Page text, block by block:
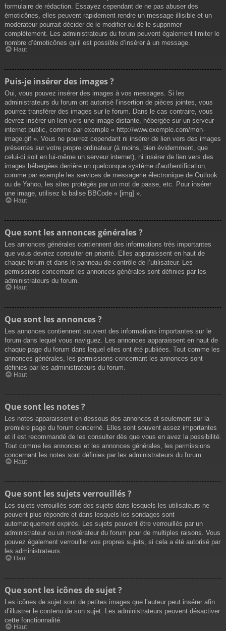
formulaire de rédaction. Essayez cependant de ne pas abuser des
émoticônes, elles peuvent rapidement rendre un message illisible et un
modérateur pourrait décider de le modifier ou de le supprimer
complètement. Les administrateurs du forum peuvent également limiter le
nombre d’émoticônes qu’il est possible d’insérer à un message.
Haut
Puis-je insérer des images ?
Oui, vous pouvez insérer des images à vos messages. Si les
administrateurs du forum ont autorisé l’insertion de pièces jointes, vous
pourrez transférer des images sur le forum. Dans le cas contraire, vous
devrez insérer un lien vers une image distante, hébergée sur un serveur
internet public, comme par exemple « http://www.exemple.com/mon-
image.gif ». Vous ne pourrez cependant ni insérer de lien vers des images
présentes sur votre propre ordinateur (à moins, bien évidemment, que
celui-ci soit en lui-même un serveur internet), ni insérer de lien vers des
images hébergées derrière un quelconque système d’authentification,
comme par exemple les services de messagerie électronique de Outlook
ou de Yahoo, les sites protégés par un mot de passe, etc. Pour insérer
une image, utilisez la balise BBCode « [img] ».
Haut
Que sont les annonces générales ?
Les annonces générales contiennent des informations très importantes
que vous devriez consulter en priorité. Elles apparaissent en haut de
chaque forum et dans le panneau de contrôle de l’utilisateur. Les
permissions concernant les annonces générales sont définies par les
administrateurs du forum.
Haut
Que sont les annonces ?
Les annonces contiennent souvent des informations importantes sur le
forum dans lequel vous naviguez. Les annonces apparaissent en haut de
chaque page du forum dans lequel elles ont été publiées. Tout comme les
annonces générales, les permissions concernant les annonces sont
définies par les administrateurs du forum.
Haut
Que sont les notes ?
Les notes apparaissent en dessous des annonces et seulement sur la
première page du forum concerné. Elles sont souvent assez importantes
et il est recommandé de les consulter dès que vous en avez la possibilité.
Tout comme les annonces et les annonces générales, les permissions
concernant les notes sont définies par les administrateurs du forum.
Haut
Que sont les sujets verrouillés ?
Les sujets verrouillés sont des sujets dans lesquels les utilisateurs ne
peuvent plus répondre et dans lesquels les sondages sont
automatiquement expirés. Les sujets peuvent être verrouillés par un
administrateur ou un modérateur du forum pour de multiples raisons. Vous
pouvez également verrouiller vos propres sujets, si cela a été autorisé par
les administrateurs.
Haut
Que sont les icônes de sujet ?
Les icônes de sujet sont de petites images que l’auteur peut insérer afin
d’illustrer le contenu de son sujet. Les administrateurs peuvent désactiver
cette fonctionnalité.
Haut